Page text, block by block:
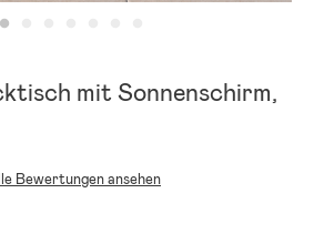
mit Sonnenschirm,
Bewertungen ansehen